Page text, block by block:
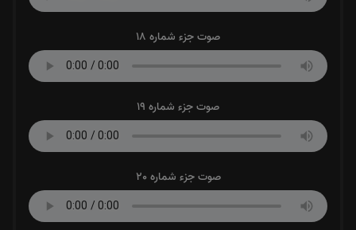
صوت جزء شماره 18
صوت جزء شماره 19
صوت جزء شماره 20